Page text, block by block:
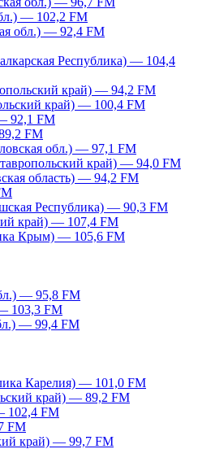
— 102,2 FM
обл.) — 92,4 FM
Республика) — 104,4
край) — 94,2 FM
край) — 100,4 FM
92,1 FM
FM
обл.) — 97,1 FM
край) — 94,0 FM
область) — 94,2 FM
Республика) — 90,3 FM
край) — 107,4 FM
Крым) — 105,6 FM
— 95,8 FM
103,3 FM
— 99,4 FM
Карелия) — 101,0 FM
край) — 89,2 FM
102,4 FM
FM
край) — 99,7 FM